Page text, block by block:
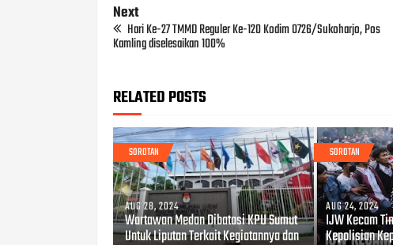
Next
Hari Ke-27 TMMD Reguler Ke-120 Kodim 0726/Sukoharjo, Pos
Kamling diselesaikan 100%
RELATED POSTS
SOROTAN
AUG 28, 2024
Wartawan Medan Dibatasi KPU Sumut
Untuk Liputan Terkait Kegiatannya dan
SOROTAN
AUG 24, 2024
IJW Kecam
Kepolisian